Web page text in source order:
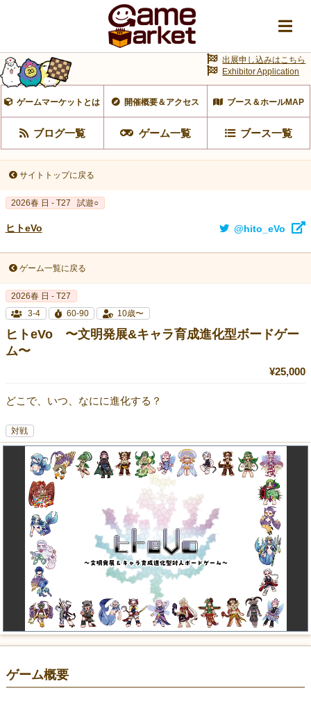
ゲームマーケットとは 開催概要＆アクセス ブース＆ホールMAP
ブログ一覧 ゲーム一覧 ブース一覧
出展申し込みはこちら
Exhibitor Application
サイトトップに戻る
2026春 日 - T27 試遊○
ヒトeVo @hito_eVo
ゲーム一覧に戻る
2026春 日 - T27
3-4
60-90 10歳〜
ヒトeVo 〜文明発展&キャラ育成進化型ボードゲー
ム〜
¥25,000
どこで、いつ、なにに進化する？
対戦
ゲーム概要